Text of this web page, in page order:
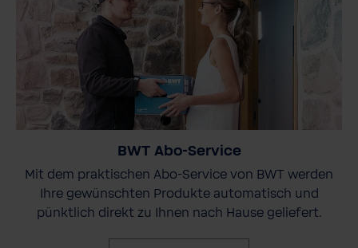
BWT Abo-Service
Mit dem praktischen Abo-Service von BWT werden
Ihre gewünschten Produkte automatisch und
pünktlich direkt zu Ihnen nach Hause geliefert.